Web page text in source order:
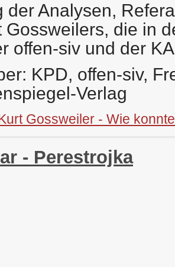
der Analysen,
Gossweilers, die in
offen-siv und der
KPD, offen-siv,
Verlag
Gossweiler - Wie
- Perestrojka